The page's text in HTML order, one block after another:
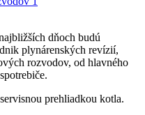
dňoch budú
plynárenských revízií,
rozvodov, od hlavného
prehliadkou kotla.